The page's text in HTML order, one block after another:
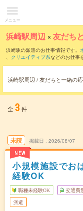
メニュー
浜崎駅周辺 ×友だち
浜崎駅の派遣のお仕事情報です。
、 クリエイティブ系などのお仕事
浜崎駅周辺 / 友だちと一緒の
全 3件
未読
NEW
掲載日 2026/08/07
小規模施設でお
経験OK
職種未経験OK 交通費
派遣